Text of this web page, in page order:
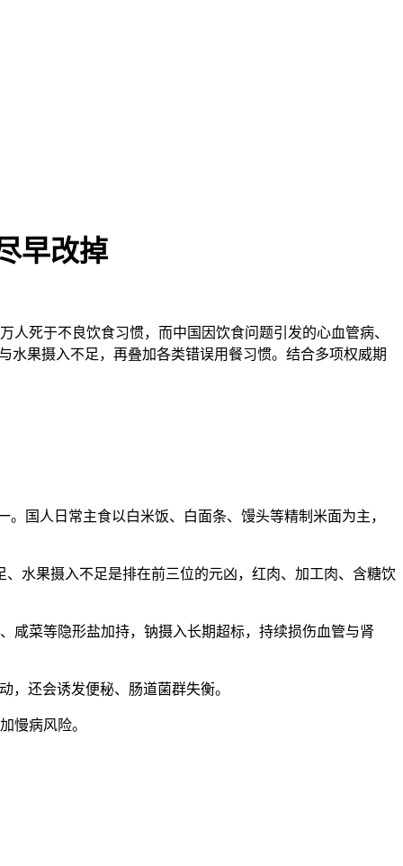
早改掉
死于不良饮食习惯，而中国因饮食问题引发的心血管病、
果摄入不足，再叠加各类错误用餐习惯。结合多项权威期
国人日常主食以白米饭、白面条、馒头等精制米面为主，
水果摄入不足是排在前三位的元凶，红肉、加工肉、含糖饮
咸菜等隐形盐加持，钠摄入长期超标，持续损伤血管与肾
，还会诱发便秘、肠道菌群失衡。
慢病风险。